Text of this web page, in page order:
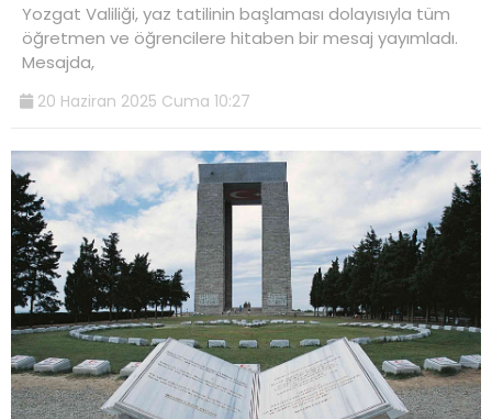
Yozgat Valiliği, yaz tatilinin başlaması dolayısıyla tüm
öğretmen ve öğrencilere hitaben bir mesaj yayımladı.
Mesajda,
20 Haziran 2025 Cuma 10:27